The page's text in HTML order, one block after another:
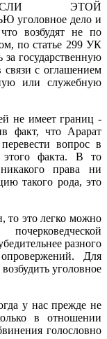
ЭТОЙ
дело и
возбудят не по
по статье 299 УК
государственную
с оглашением
или служебную
не имеет границ -
факт, что Арарат
вопрос в
этого факта. В то
права ни
такого рода, это
то это легко можно
разного
Для
уголовное
у нас прежде не
в отношении
голословно